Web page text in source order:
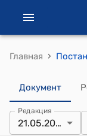
Главная ›
Документ
Редакция
21.05.2020